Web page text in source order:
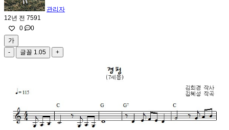
관리자
12년 전 7591
0
0
가
-
글꼴 1.05 +